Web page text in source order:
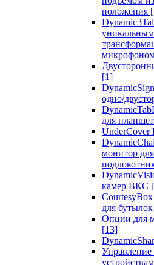
положения
[1]
одно/
для
монитор
камер ВКС
для
Опции для
[13]